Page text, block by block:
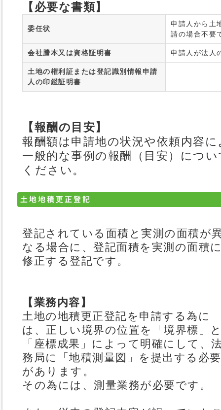
【必要な書類】
委任状
申請人から土
請の場合不要
会社謄本又は資格証明書 申請人が法人
土地の権利証または登記識別情報申請
人の印鑑証明書
【報酬の目安】
報酬額は申請地の状況や依頼内容
一般的な事例の報酬（目安）につ
ください。
登記されている面積と実測の面積が
なる場合に、登記面積を実測の面積
修正する登記です。
【業務内容】
土地の地積更正登記を申請する為に
は、正しい境界の位置を「境界標」
「座標成果」によって明確にして、
務局に「地積測量図」を提出する必要
があります。
その為には、測量業務が必要です。